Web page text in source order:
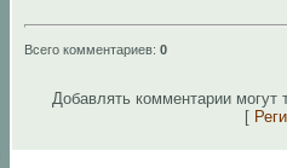
Всего комментариев: 0
Добавлять комментарии могут
[